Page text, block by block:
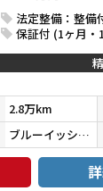
法定整備：整備
保証付 (1ヶ月・
2.8万km
ブルーイッシュブラックパール３